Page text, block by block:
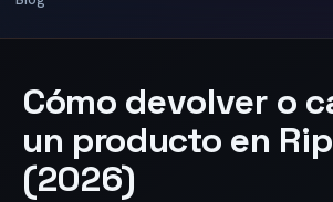
Cómo devolver o
un producto en
(2026)